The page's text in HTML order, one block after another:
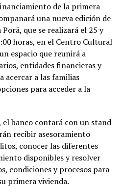
de la primera
una nueva edición de
que se realizará el 25 y
horas, en el Centro Cultural
espacio que reunirá a
entidades financieras y
acercar a las familias
para acceder a la
el banco contará con un stand
recibir asesoramiento
conocer las diferentes
disponibles y resolver
condiciones y procesos para
primera vivienda.